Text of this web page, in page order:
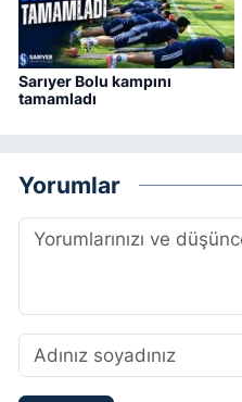
Sarıyer Bolu kampını
tamamladı
Yorumlar